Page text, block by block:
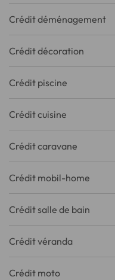
Crédit déménagement
Crédit décoration
Crédit piscine
Crédit cuisine
Crédit caravane
Crédit mobil-home
Crédit salle de bain
Crédit véranda
Crédit moto